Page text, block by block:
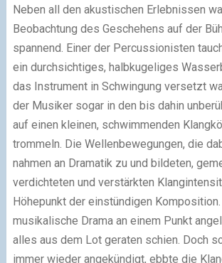
Neben all den akustischen Erlebnissen
Beobachtung des Geschehens auf der
spannend. Einer der Percussionisten
ein durchsichtiges, halbkugeliges
das Instrument in Schwingung versetzt
der Musiker sogar in den bis dahin
auf einen kleinen, schwimmenden
trommeln. Die Wellenbewegungen, die
nahmen an Dramatik zu und bildeten,
verdichteten und verstärkten
Höhepunkt der einstündigen
musikalische Drama an einem Punkt
alles aus dem Lot geraten schien. Doch
immer wieder angekündigt, ebbte die